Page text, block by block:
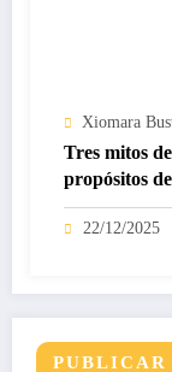
Xiomara
Tres mitos
propósitos
22/12/2025
PUBLICAR